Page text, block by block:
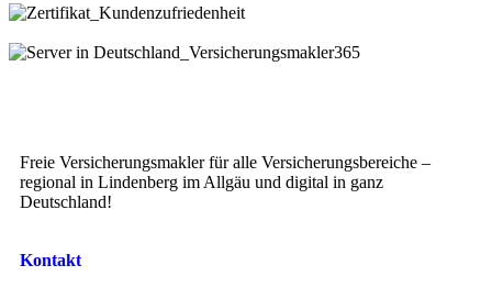
Freie Versicherungsmakler für alle Versicherungsbereiche –
regional in Lindenberg im Allgäu und digital in ganz
Deutschland!
Kontakt